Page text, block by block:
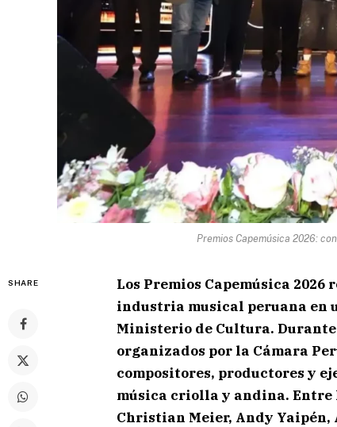
Premios Capemúsica 2026:
SHARE
Los Premios Capemúsica
industria musical peruana en
Ministerio de Cultura.
organizados por la Cámara
compositores, productores y
música criolla y andina. Entre
Christian Meier, Andy